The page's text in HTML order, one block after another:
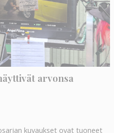
arvonsa
kuvaukset ovat tuoneet